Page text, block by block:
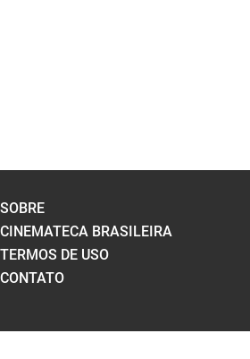
SOBRE
CINEMATECA BRASILEIRA
TERMOS DE USO
CONTATO